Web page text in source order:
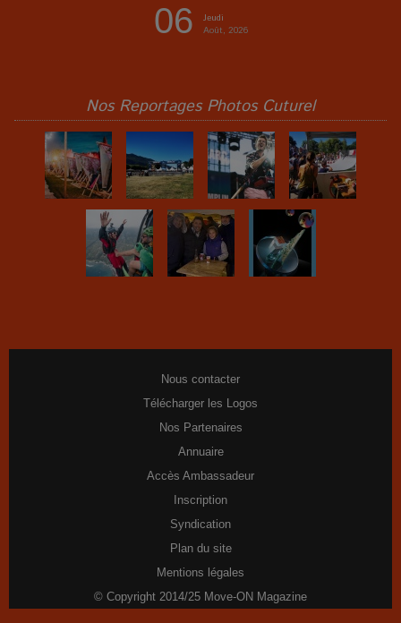
06
Jeudi
Août, 2026
Nos Reportages Photos Cuturel
Nous contacter
Télécharger les Logos
Nos Partenaires
Annuaire
Accès Ambassadeur
Inscription
Syndication
Plan du site
Mentions légales
© Copyright 2014/25 Move-ON Magazine